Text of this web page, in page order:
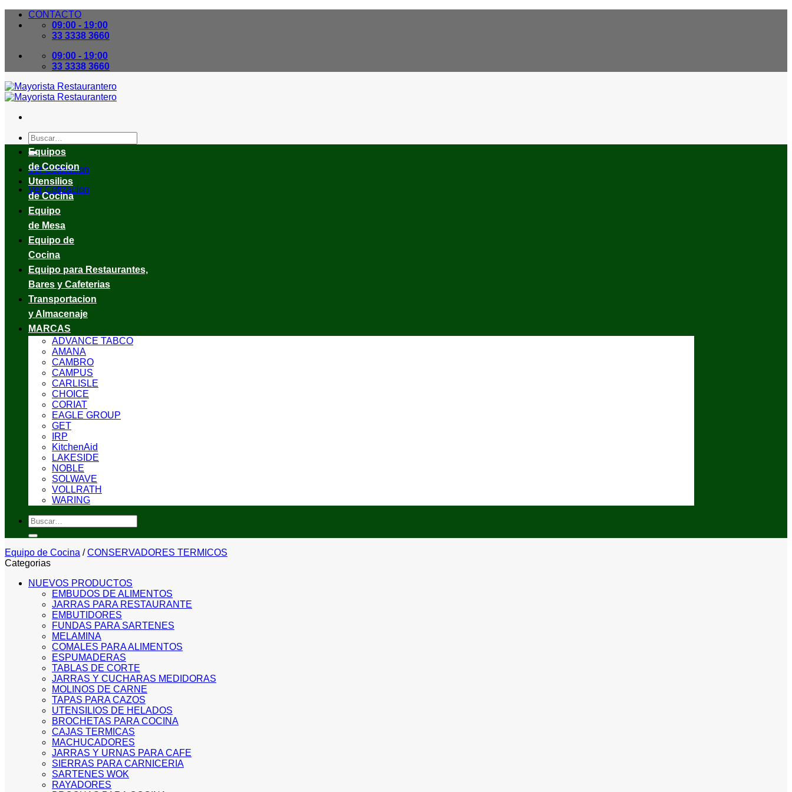
Skip
CONTACTO
09:00 - 19:00
33 3338 3660
09:00 - 19:00
33 3338 3660
Buscar
por:
Ver Cotizacion
Ver Cotizacion
Equipos
de Coccion
Utensilios
de Cocina
Equipo
de Mesa
Equipo de
Cocina
Equipo para Restaurantes,
Bares y Cafeterias
Transportacion
y Almacenaje
MARCAS
ADVANCE TABCO
AMANA
CAMBRO
CAMPUS
CARLISLE
CHOICE
CORIAT
EAGLE GROUP
GET
IRP
KitchenAid
LAKESIDE
NOBLE
SOLWAVE
VOLLRATH
WARING
Buscar
por:
Equipo de Cocina / CONSERVADORES TERMICOS
Categorias
NUEVOS PRODUCTOS
EMBUDOS DE ALIMENTOS
JARRAS PARA RESTAURANTE
EMBUTIDORES
FUNDAS PARA SARTENES
MELAMINA
COMALES PARA ALIMENTOS
ESPUMADERAS
TABLAS DE CORTE
JARRAS Y CUCHARAS MEDIDORAS
MOLINOS DE CARNE
TAPAS PARA CAZOS
UTENSILIOS DE HELADOS
BROCHETAS PARA COCINA
CAJAS TERMICAS
MACHUCADORES
JARRAS Y URNAS PARA CAFE
SIERRAS PARA CARNICERIA
SARTENES WOK
RAYADORES